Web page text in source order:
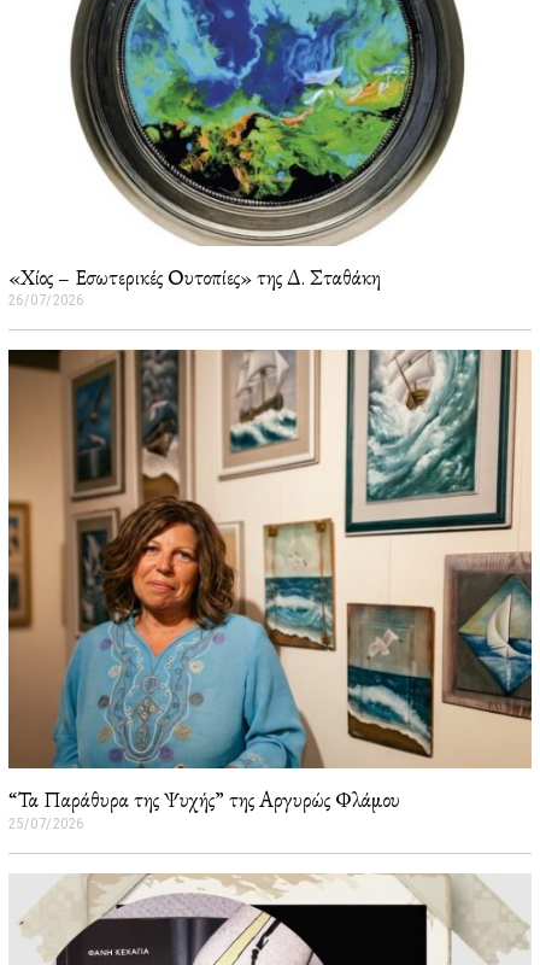
«Χίος – Εσωτερικές Ουτοπίες» της Δ. Σταθάκη
26/07/2026
“Τα Παράθυρα της Ψυχής” της Αργυρώς Φλάμου
25/07/2026
0
7
/
2